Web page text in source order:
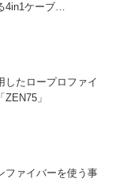
4in1ケーブ…
したロープロファイ
」
ファイバーを使う事